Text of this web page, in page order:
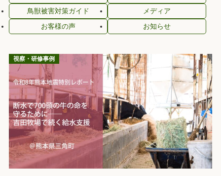
鳥獣被害対策ガイド
メディア
お客様の声
お知らせ
視察・研修事例